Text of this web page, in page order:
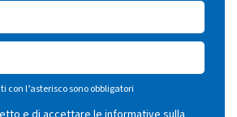
con l’asterisco sono obbligatori